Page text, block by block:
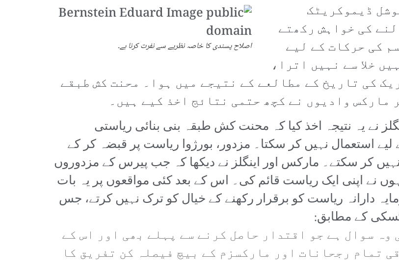
اصلاح پسندی کا خاصہ نظریے سے نفرت کرنا ہے۔
ڈیموکریٹک
کی خواہش رکھتے
کی حرکات کے لیے
خلا سے نہیں اترا،
کی تاریخ کے مطالعے کے نتیجے میں ہوا۔ محنت کش طبقے
وادیوں نے کچھ حتمی نتائج اخذ کیے ہیں۔
نے یہ نتیجہ اخذ کیا کہ محنت کش طبقہ بنی بنائی ریاستی
استعمال نہیں کر سکتا۔ مزدور، بورژوا ریاست پر قبضہ کر کے
کر سکتے۔ مارکس اور اینگلز نے دیکھا کہ جب پیرس کے مزدوروں
نے اپنی ایک ریاست قائم کی۔ اس کے بعد کئی مواقعوں پر یہ بات
دارانہ ریاست کو برقرار رکھنے کے خیال کو ترک نہیں کرتے، جس
کے مطابق:
سوال ہے جو اقتدار حاصل کرنے سے پہلے بھی اور اس کے
تمام رجحانات اور مارکسزم کے بیچ فیصلہ کن تفریق کا